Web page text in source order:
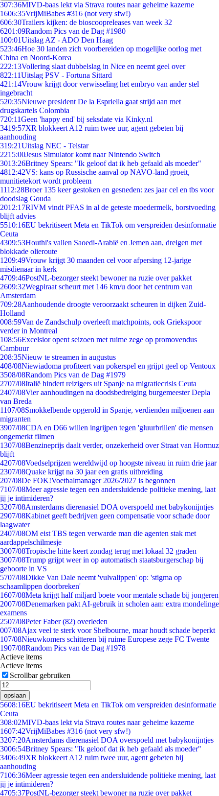
307:36MIVD-baas lekt via Strava routes naar geheime kazerne
1606:35VrijMiBabes #316 (not very sfw!)
606:30Trailers kijken: de bioscoopreleases van week 32
6201:09Random Pics van de Dag #1980
100:01Uitslag AZ - ADO Den Haag
523:46Hoe 30 landen zich voorbereiden op mogelijke oorlog met
China en Noord-Korea
222:13Vollering slaat dubbelslag in Nice en neemt geel over
822:11Uitslag PSV - Fortuna Sittard
421:14Vrouw krijgt door verwisseling het embryo van ander stel
ingebracht
520:35Nieuwe president De la Espriella gaat strijd aan met
drugskartels Colombia
720:11Geen 'happy end' bij seksdate via Kinky.nl
3419:57XR blokkeert A12 ruim twee uur, agent gebeten bij
aanhouding
319:21Uitslag NEC - Telstar
2215:00Jesus Simulator komt naar Nintendo Switch
3013:26Britney Spears: "Ik geloof dat ik heb gefaald als moeder"
4812:42VS: kans op Russische aanval op NAVO-land groeit,
munitietekort wordt probleem
1112:28Broer 135 keer gestoken en gesneden: zes jaar cel en tbs voor
doodslag Gouda
2012:17RIVM vindt PFAS in al de geteste moedermelk, borstvoeding
blijft advies
5510:16EU bekritiseert Meta en TikTok om verspreiden desinformatie
Ceuta
4309:53Houthi's vallen Saoedi-Arabië en Jemen aan, dreigen met
blokkade olieroute
1209:49Vrouw krijgt 30 maanden cel voor afpersing 12-jarige
misdienaar in kerk
4709:46PostNL-bezorger steekt bewoner na ruzie over pakket
2609:32Wegpiraat scheurt met 146 km/u door het centrum van
Amsterdam
709:28Aanhoudende droogte veroorzaakt scheuren in dijken Zuid-
Holland
008:59Van de Zandschulp overleeft matchpoints, ook Griekspoor
verder in Montreal
108:56Excelsior opent seizoen met ruime zege op promovendus
Cambuur
208:35Nieuw te streamen in augustus
408/08Niewiadoma profiteert van pokerspel en grijpt geel op Ventoux
3508/08Random Pics van de Dag #1979
2707/08Italië hindert reizigers uit Spanje na migratiecrisis Ceuta
2407/08Vier aanhoudingen na doodsbedreiging burgemeester Depla
van Breda
1107/08Smokkelbende opgerold in Spanje, verdienden miljoenen aan
migranten
3907/08CDA en D66 willen ingrijpen tegen 'gluurbrillen' die mensen
ongemerkt filmen
1307/08Benzineprijs daalt verder, onzekerheid over Straat van Hormuz
blijft
4207/08Voedselprijzen wereldwijd op hoogste niveau in ruim drie jaar
2307/08Quake krijgt na 30 jaar een gratis uitbreiding
207/08De FOK!Voetbalmanager 2026/2027 is begonnen
7107/08Meer agressie tegen een andersluidende politieke mening, laat
jij je intimideren?
3207/08Amsterdams dierenasiel DOA overspoeld met babykonijntjes
2907/08Kabinet geeft bedrijven geen compensatie voor schade door
laagwater
2407/08OM eist TBS tegen verwarde man die agenten stak met
aardappelschilmesje
3007/08Tropische hitte keert zondag terug met lokaal 32 graden
3007/08Trump grijpt weer in op automatisch staatsburgerschap bij
geboorte in VS
5707/08Dikke Van Dale neemt 'vulvalippen' op: 'stigma op
schaamlippen doorbreken'
1607/08Meta krijgt half miljard boete voor mentale schade bij jongeren
2007/08Denemarken pakt AI-gebruik in scholen aan: extra mondelinge
examens
2507/08Peter Faber (82) overleden
007/08Ajax veel te sterk voor Shelbourne, maar houdt schade beperkt
107/08Nieuwkomers schitteren bij ruime Europese zege FC Twente
1907/08Random Pics van de Dag #1978
Actieve items
Actieve items
Scrollbar gebruiken
opslaan
5608:16EU bekritiseert Meta en TikTok om verspreiden desinformatie
Ceuta
308:02MIVD-baas lekt via Strava routes naar geheime kazerne
1607:42VrijMiBabes #316 (not very sfw!)
3207:20Amsterdams dierenasiel DOA overspoeld met babykonijntjes
3006:54Britney Spears: "Ik geloof dat ik heb gefaald als moeder"
3406:49XR blokkeert A12 ruim twee uur, agent gebeten bij
aanhouding
7106:36Meer agressie tegen een andersluidende politieke mening, laat
jij je intimideren?
4705:37PostNL-bezorger steekt bewoner na ruzie over pakket